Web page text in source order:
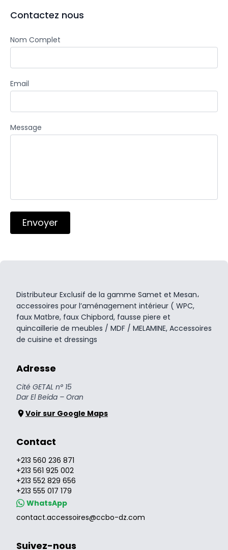
Contactez nous
Nom Complet
Email
Message
Envoyer
Distributeur Exclusif de la gamme Samet et Mesan،
accessoires pour l’aménagement intérieur ( WPC,
faux Matbre, faux Chipbord, fausse piere et
quincaillerie de meubles / MDF / MELAMINE, Accessoires
de cuisine et dressings
Adresse
Cité GETAL n° 15
Dar El Beida – Oran
Voir sur Google Maps
Contact
+213 560 236 871
+213 561 925 002
+213 552 829 656
+213 555 017 179
WhatsApp
contact.accessoires@ccbo-dz.com
Suivez-nous